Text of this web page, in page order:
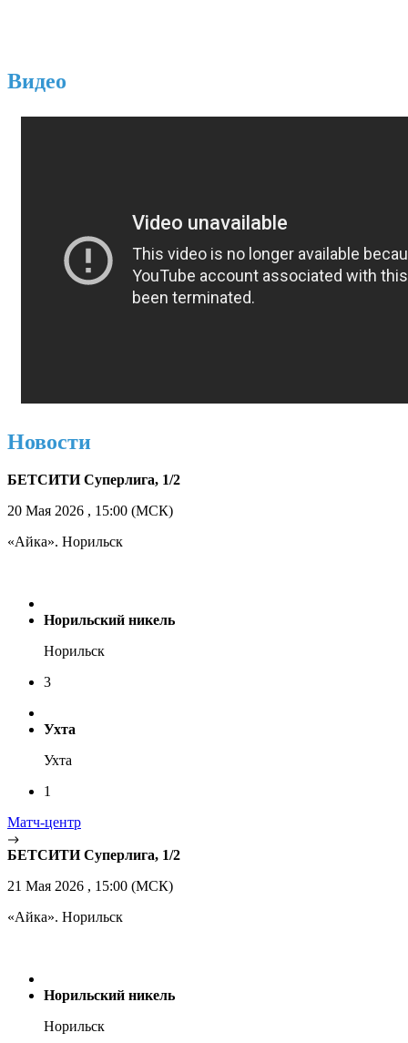
Видео
Новости
БЕТСИТИ Суперлига, 1/2
20 Мая 2026 , 15:00 (МСК)
«Айка». Норильск
Норильский никель
Норильск
3
Ухта
Ухта
1
Матч-центр
БЕТСИТИ Суперлига, 1/2
21 Мая 2026 , 15:00 (МСК)
«Айка». Норильск
Норильский никель
Норильск